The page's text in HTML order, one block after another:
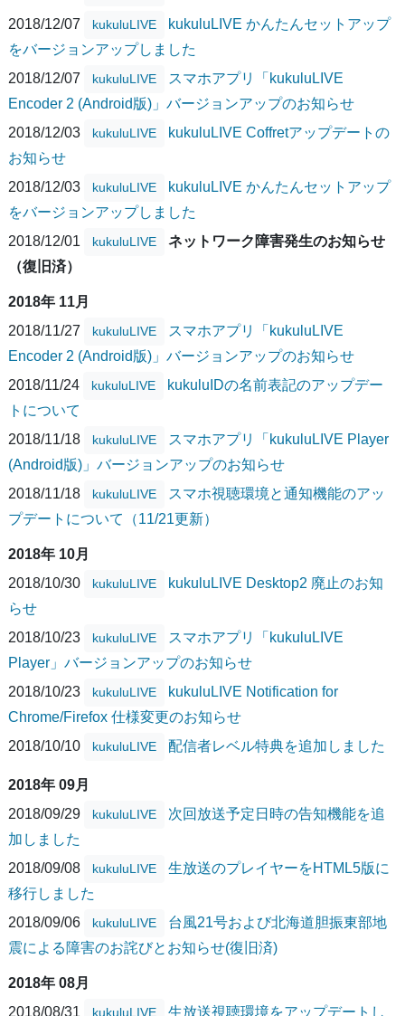
2018/12/07 kukuluLIVE
kukuluLIVE かんたんセットアップ
をバージョンアップしました
2018/12/07
kukuluLIVE
スマホアプリ「kukuluLIVE
Encoder 2 (Android版)」バージョンアップのお知らせ
2018/12/03
kukuluLIVE
kukuluLIVE Coffretアップデートの
お知らせ
2018/12/03
kukuluLIVE
kukuluLIVE かんたんセットアップ
をバージョンアップしました
2018/12/01
kukuluLIVE
ネットワーク障害発生のお知らせ
（復旧済）
2018年 11月
2018/11/27
kukuluLIVE
スマホアプリ「kukuluLIVE
Encoder 2 (Android版)」バージョンアップのお知らせ
2018/11/24
kukuluLIVE
kukuluIDの名前表記のアップデー
トについて
2018/11/18
kukuluLIVE
スマホアプリ「kukuluLIVE Player
(Android版)」バージョンアップのお知らせ
2018/11/18
kukuluLIVE
スマホ視聴環境と通知機能のアッ
プデートについて（11/21更新）
2018年 10月
2018/10/30
kukuluLIVE
kukuluLIVE Desktop2 廃止のお知
らせ
2018/10/23
kukuluLIVE
スマホアプリ「kukuluLIVE
Player」バージョンアップのお知らせ
2018/10/23
kukuluLIVE
kukuluLIVE Notification for
Chrome/Firefox 仕様変更のお知らせ
2018/10/10
kukuluLIVE 配信者レベル特典を追加しました
2018年 09月
2018/09/29
kukuluLIVE
次回放送予定日時の告知機能を追
加しました
2018/09/08
kukuluLIVE
生放送のプレイヤーをHTML5版に
移行しました
2018/09/06
kukuluLIVE
台風21号および北海道胆振東部地
震による障害のお詫びとお知らせ(復旧済)
2018年 08月
2018/08/31
kukuluLIVE 生放送視聴環境をアップデートし